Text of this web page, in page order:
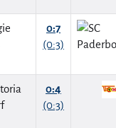
0:7
(0:3)
0:4
(0:3)